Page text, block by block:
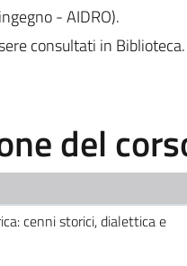
- AIDRO).
consultati in Biblioteca.
del
cenni storici, dialettica e